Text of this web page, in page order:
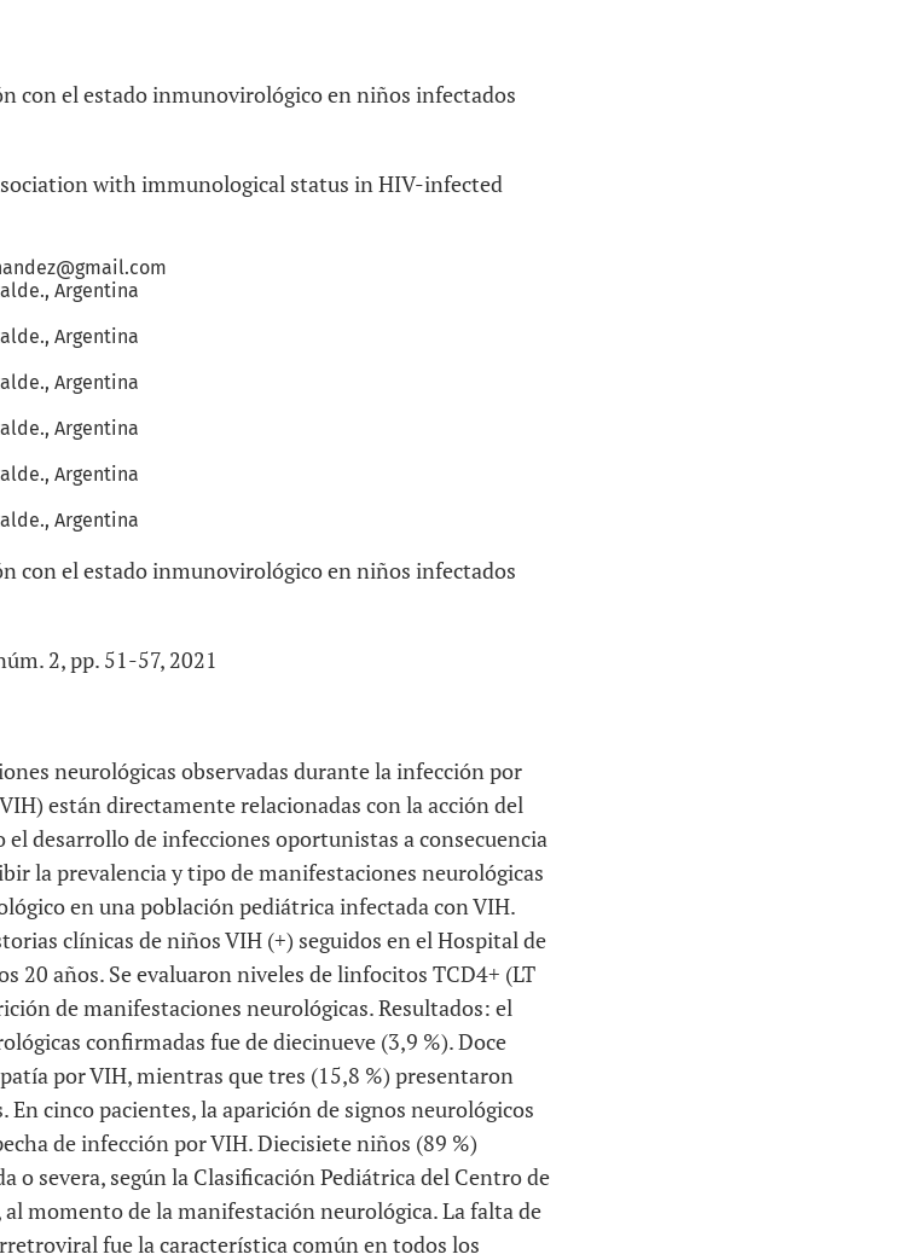
con el estado inmunovirológico en niños infectados
with immunological status in HIV-infected
, Argentina
, Argentina
, Argentina
, Argentina
, Argentina
, Argentina
con el estado inmunovirológico en niños infectados
2, pp. 51-57, 2021
neurológicas observadas durante la infección por
están directamente relacionadas con la acción del
desarrollo de infecciones oportunistas a consecuencia
la prevalencia y tipo de manifestaciones neurológicas
en una población pediátrica infectada con VIH.
clínicas de niños VIH (+) seguidos en el Hospital de
20 años. Se evaluaron niveles de linfocitos TCD4+ (LT
de manifestaciones neurológicas. Resultados: el
confirmadas fue de diecinueve (3,9 %). Doce
por VIH, mientras que tres (15,8 %) presentaron
. En cinco pacientes, la aparición de signos neurológicos
de infección por VIH. Diecisiete niños (89 %)
severa, según la Clasificación Pediátrica del Centro de
momento de la manifestación neurológica. La falta de
fue la característica común en todos los